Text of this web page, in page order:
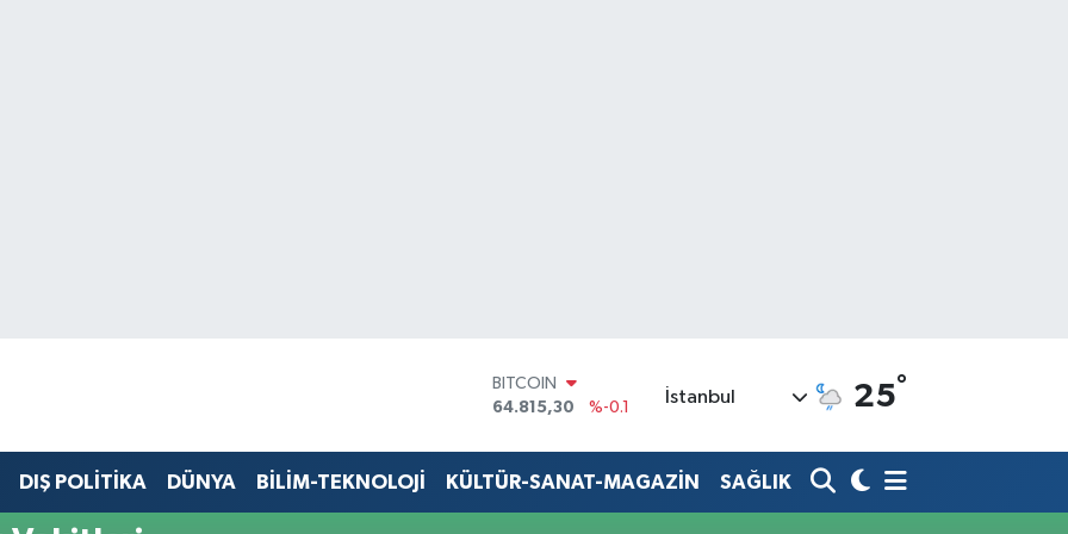
BITCOIN
64.815,30
%-0.1
47,7436
%0.18
EURO
İstanbul 25°
DIŞ POLİTİKA DÜNYA BİLİM-TEKNOLOJİ KÜLTÜR-SANAT-MAGAZİN SAĞLIK